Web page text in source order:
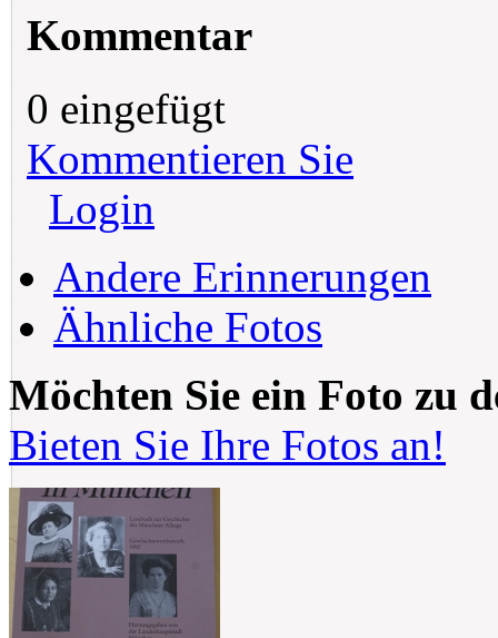
Kommentar
0 eingefügt
Kommentieren Sie
Login
Andere Erinnerungen
Ähnliche Fotos
Möchten Sie ein Foto zu
Bieten Sie Ihre Fotos an!